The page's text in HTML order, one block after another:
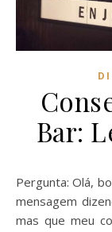
Bar:
Pergunta: Olá, bom dia! Sinceramente, ele me mandou uma
mensagem
mas que meu